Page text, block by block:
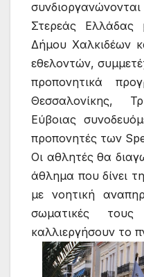
Στερεάς Ελλάδας
Δήμου Χαλκιδέων
εθελοντών,
προπονητικά
Θεσσαλονίκης,
Εύβοιας
προπονητές των
Οι αθλητές θα
άθλημα που δίνει
με νοητική
σωματικές
καλλιεργήσουν το